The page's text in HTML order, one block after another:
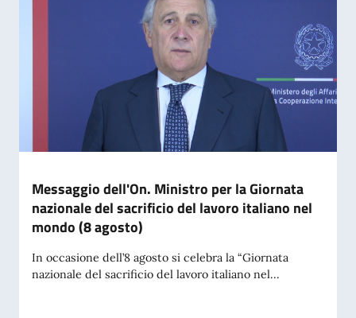
Messaggio dell'On. Ministro per la Giornata
nazionale del sacrificio del lavoro italiano nel
mondo (8 agosto)
In occasione dell’8 agosto si celebra la “Giornata
nazionale del sacrificio del lavoro italiano nel...